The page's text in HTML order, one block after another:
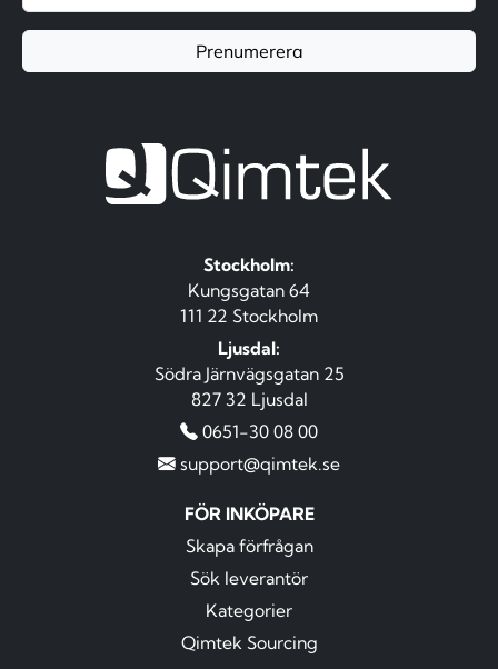
Prenumerera
Stockholm:
Kungsgatan 64
111 22 Stockholm
Ljusdal:
Södra Järnvägsgatan 25
827 32 Ljusdal
0651-30 08 00
support@qimtek.se
FÖR INKÖPARE
Skapa förfrågan
Sök leverantör
Kategorier
Qimtek Sourcing